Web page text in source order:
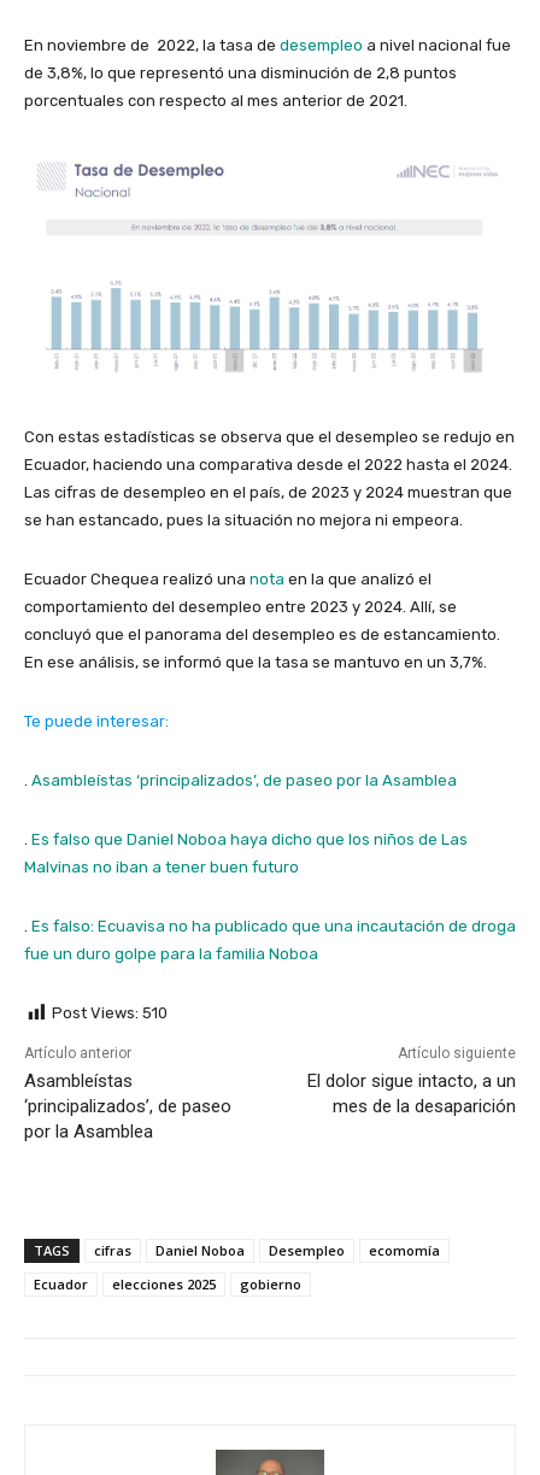
En noviembre de 2022, la tasa de desempleo a nivel nacional fue
de 3,8%, lo que representó una disminución de 2,8 puntos
porcentuales con respecto al mes anterior de 2021.
Con estas estadísticas se observa que el desempleo se redujo en
Ecuador, haciendo una comparativa desde el 2022 hasta el 2024.
Las cifras de desempleo en el país, de 2023 y 2024 muestran que
se han estancado, pues la situación no mejora ni empeora.
Ecuador Chequea realizó una nota en la que analizó el
comportamiento del desempleo entre 2023 y 2024. Allí, se
concluyó que el panorama del desempleo es de estancamiento.
En ese análisis, se informó que la tasa se mantuvo en un 3,7%.
Te puede interesar:
Asambleístas ‘principalizados’, de paseo por la Asamblea
Es falso que Daniel Noboa haya dicho que los niños de Las
Malvinas no iban a tener buen futuro
Es falso: Ecuavisa no ha publicado que una incautación de droga
fue un duro golpe para la familia Noboa
Post Views: 510
Artículo anterior
Asambleístas
‘principalizados’, de paseo
por la Asamblea
Artículo siguiente
El dolor sigue intacto, a un
mes de la desaparición
TAGS cifras Daniel Noboa Desempleo
ecomomía
Ecuador
elecciones 2025 gobierno